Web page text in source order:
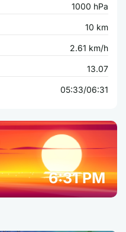
1000 hPa
10 km
2.61 km/h
13.07
05:33/06:31
6:31 PM